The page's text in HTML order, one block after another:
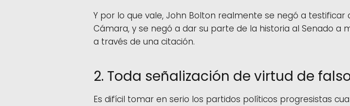
Y por lo que vale, John Bolton realmente se negó a
Cámara, y se negó a dar su parte de la historia al Senado a
a través de una citación.
2. Toda señalización de virtud de
Es difícil tomar en serio los partidos políticos progresistas